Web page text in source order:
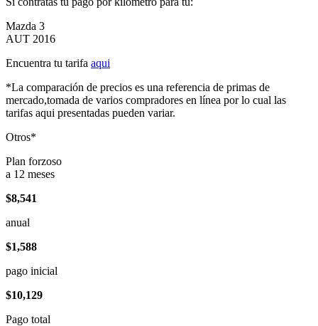
Mazda 3
AUT 2016
Encuentra tu tarifa aqui
*La comparación de precios es una referencia de primas de
mercado,tomada de varios compradores en línea por lo cual las
tarifas aqui presentadas pueden variar.
Otros*
Plan forzoso
a 12 meses
$8,541
anual
$1,588
pago inicial
$10,129
Pago total